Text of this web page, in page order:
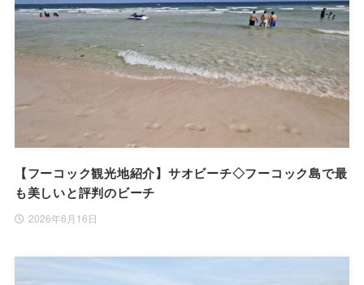
【フーコック観光地紹介】サオビーチ◇フーコック島で最
も美しいと評判のビーチ
2026年6月16日